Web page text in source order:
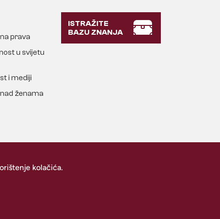
prava
u svijetu
i mediji
ženama
ISTRAŽITE
BAZU ZNANJA
kolačića.